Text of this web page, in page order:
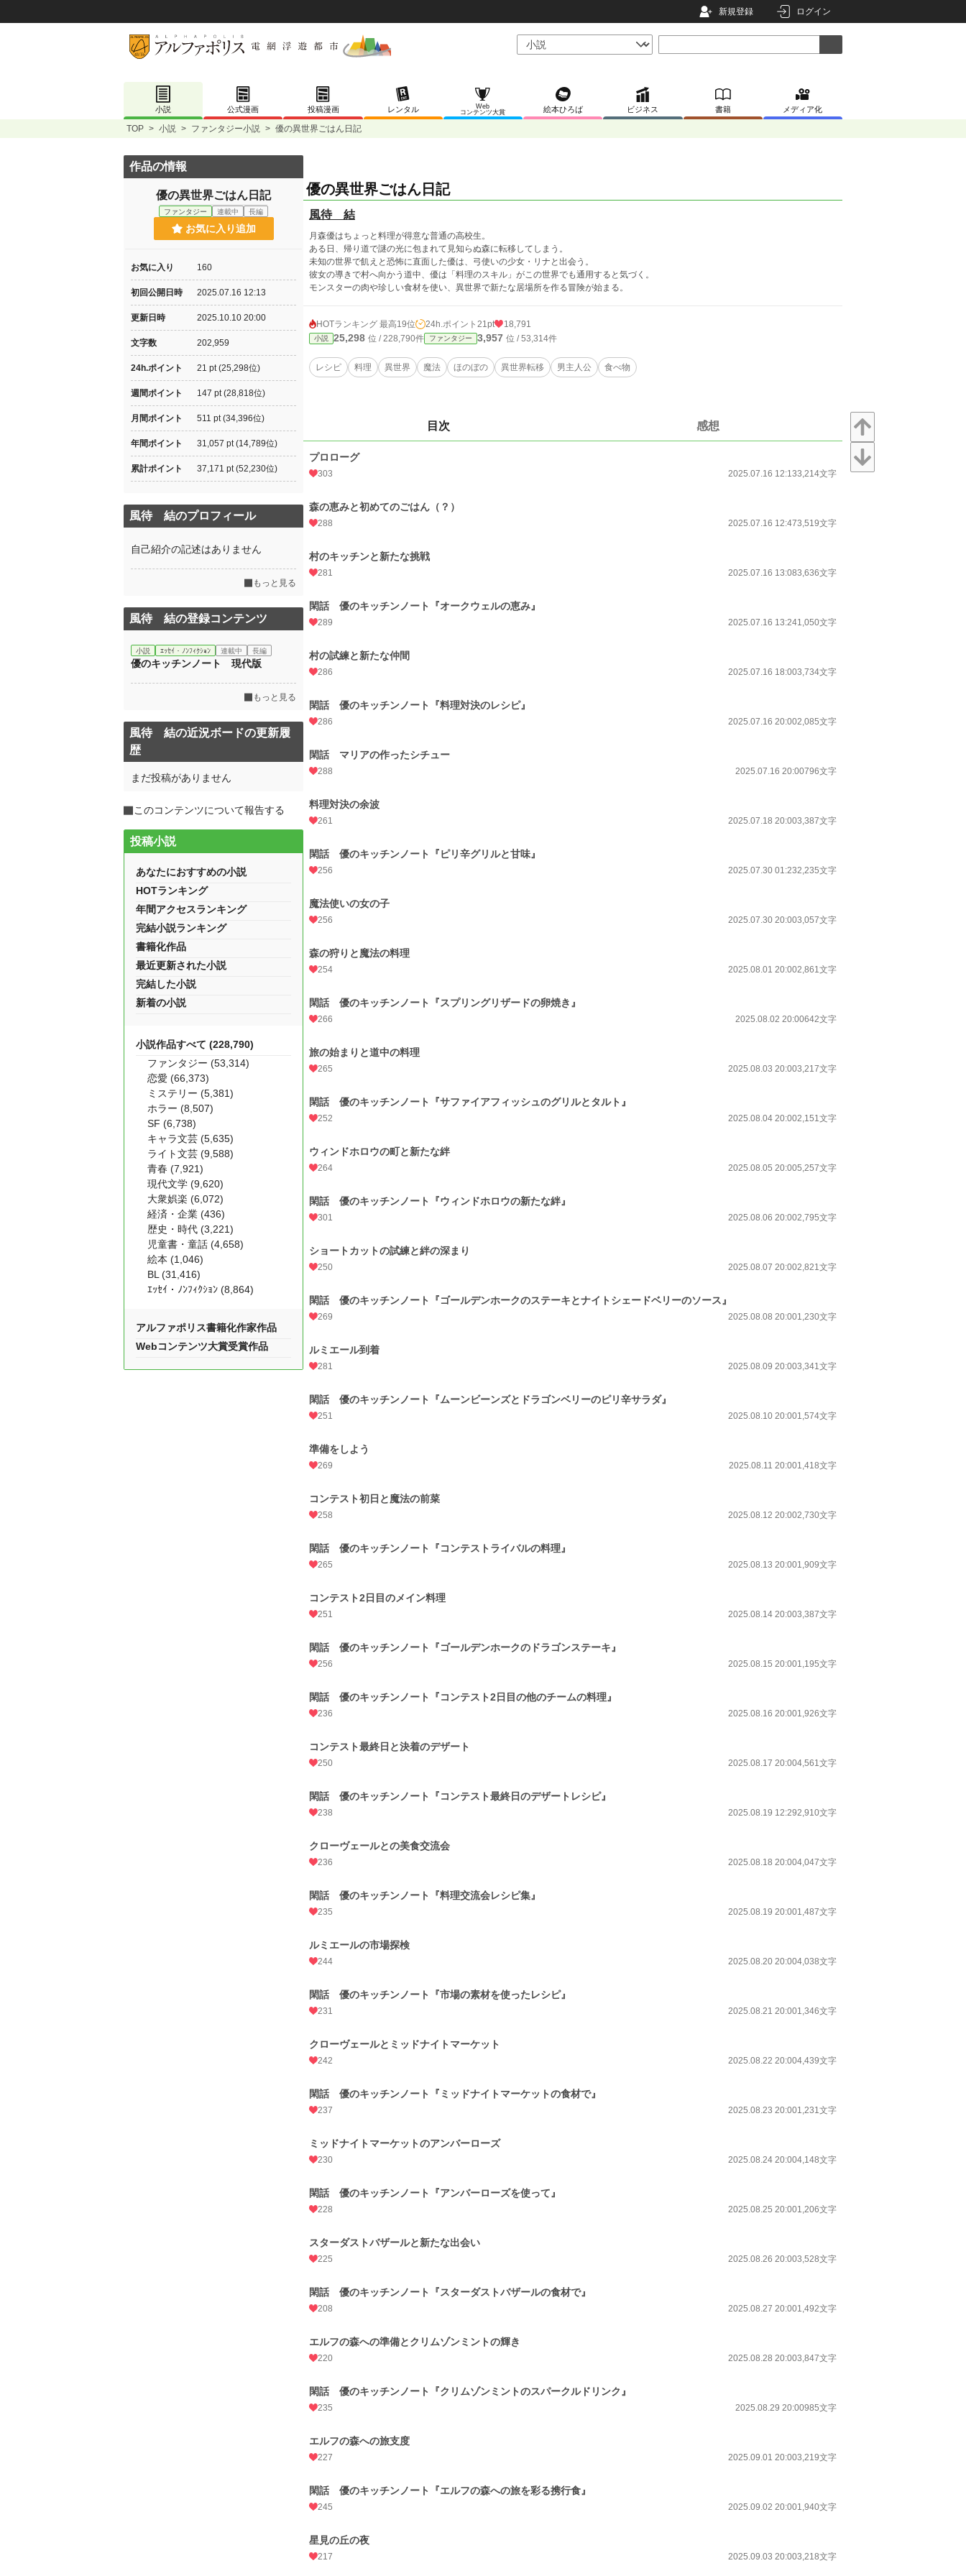
新規登録 ログイン
小説 公式漫画 投稿漫画 レンタル
Web
コンテンツ大賞
絵本ひろば ビジネス 書籍 メディア化
TOP > 小説 > ファンタジー小説 > 優の異世界ごはん日記
優の異世界ごはん日記
風待 結
月森優はちょっと料理が得意な普通の高校生。
ある日、帰り道で謎の光に包まれて見知らぬ森に転移してしまう。
未知の世界で飢えと恐怖に直面した優は、弓使いの少女・リナと出会う。
彼女の導きで村へ向かう道中、優は「料理のスキル」がこの世界でも通用すると気づく。
モンスターの肉や珍しい食材を使い、異世界で新たな居場所を作る冒険が始まる。
HOTランキング 最高19位 24h.ポイント 21pt 18,791
小説 25,298 位 / 228,790件 ファンタジー 3,957 位 / 53,314件
レシピ 料理 異世界 魔法 ほのぼの 異世界転移 男主人公 食べ物
目次 感想
プロローグ
303 2025.07.16 12:133,214文字
森の恵みと初めてのごはん（？）
288 2025.07.16 12:473,519文字
村のキッチンと新たな挑戦
281 2025.07.16 13:083,636文字
閑話 優のキッチンノート『オークウェルの恵み』
289 2025.07.16 13:241,050文字
村の試練と新たな仲間
286 2025.07.16 18:003,734文字
閑話 優のキッチンノート『料理対決のレシピ』
286 2025.07.16 20:002,085文字
閑話 マリアの作ったシチュー
288 2025.07.16 20:00796文字
料理対決の余波
261 2025.07.18 20:003,387文字
閑話 優のキッチンノート『ピリ辛グリルと甘味』
256 2025.07.30 01:232,235文字
魔法使いの女の子
256 2025.07.30 20:003,057文字
森の狩りと魔法の料理
254 2025.08.01 20:002,861文字
閑話 優のキッチンノート『スプリングリザードの卵焼き』
266 2025.08.02 20:00642文字
旅の始まりと道中の料理
265 2025.08.03 20:003,217文字
閑話 優のキッチンノート『サファイアフィッシュのグリルとタルト』
252 2025.08.04 20:002,151文字
ウィンドホロウの町と新たな絆
264 2025.08.05 20:005,257文字
閑話 優のキッチンノート『ウィンドホロウの新たな絆』
301 2025.08.06 20:002,795文字
ショートカットの試練と絆の深まり
250 2025.08.07 20:002,821文字
閑話 優のキッチンノート『ゴールデンホークのステーキとナイトシェードベリーのソース』
269 2025.08.08 20:001,230文字
ルミエール到着
281 2025.08.09 20:003,341文字
閑話 優のキッチンノート『ムーンビーンズとドラゴンベリーのピリ辛サラダ』
251 2025.08.10 20:001,574文字
準備をしよう
269 2025.08.11 20:001,418文字
コンテスト初日と魔法の前菜
258 2025.08.12 20:002,730文字
閑話 優のキッチンノート『コンテストライバルの料理』
265 2025.08.13 20:001,909文字
コンテスト2日目のメイン料理
251 2025.08.14 20:003,387文字
閑話 優のキッチンノート『ゴールデンホークのドラゴンステーキ』
256 2025.08.15 20:001,195文字
閑話 優のキッチンノート『コンテスト2日目の他のチームの料理』
236 2025.08.16 20:001,926文字
コンテスト最終日と決着のデザート
250 2025.08.17 20:004,561文字
閑話 優のキッチンノート『コンテスト最終日のデザートレシピ』
238 2025.08.19 12:292,910文字
クローヴェールとの美食交流会
236 2025.08.18 20:004,047文字
閑話 優のキッチンノート『料理交流会レシピ集』
235 2025.08.19 20:001,487文字
ルミエールの市場探検
244 2025.08.20 20:004,038文字
閑話 優のキッチンノート『市場の素材を使ったレシピ』
231 2025.08.21 20:001,346文字
クローヴェールとミッドナイトマーケット
242 2025.08.22 20:004,439文字
閑話 優のキッチンノート『ミッドナイトマーケットの食材で』
237 2025.08.23 20:001,231文字
ミッドナイトマーケットのアンバーローズ
230 2025.08.24 20:004,148文字
閑話 優のキッチンノート『アンバーローズを使って』
228 2025.08.25 20:001,206文字
スターダストバザールと新たな出会い
225 2025.08.26 20:003,528文字
閑話 優のキッチンノート『スターダストバザールの食材で』
208 2025.08.27 20:001,492文字
エルフの森への準備とクリムゾンミントの輝き
220 2025.08.28 20:003,847文字
閑話 優のキッチンノート『クリムゾンミントのスパークルドリンク』
235 2025.08.29 20:00985文字
エルフの森への旅支度
227 2025.09.01 20:003,219文字
閑話 優のキッチンノート『エルフの森への旅を彩る携行食』
245 2025.09.02 20:001,940文字
星見の丘の夜
217 2025.09.03 20:003,218文字
作品の情報
優の異世界ごはん日記
ファンタジー 連載中 長編
お気に入り追加
お気に入り 160
初回公開日時 2025.07.16 12:13
更新日時 2025.10.10 20:00
文字数 202,959
24h.ポイント 21 pt (25,298位)
週間ポイント 147 pt (28,818位)
月間ポイント 511 pt (34,396位)
年間ポイント 31,057 pt (14,789位)
累計ポイント 37,171 pt (52,230位)
風待 結のプロフィール
自己紹介の記述はありません
もっと見る
風待 結の登録コンテンツ
小説 ｴｯｾｲ・ﾉﾝﾌｨｸｼｮﾝ 連載中 長編
優のキッチンノート 現代版
もっと見る
風待 結の近況ボードの更新履
歴
まだ投稿がありません
このコンテンツについて報告する
投稿小説
あなたにおすすめの小説
HOTランキング
年間アクセスランキング
完結小説ランキング
書籍化作品
最近更新された小説
完結した小説
新着の小説
小説作品すべて (228,790)
ファンタジー (53,314)
恋愛 (66,373)
ミステリー (5,381)
ホラー (8,507)
SF (6,738)
キャラ文芸 (5,635)
ライト文芸 (9,588)
青春 (7,921)
現代文学 (9,620)
大衆娯楽 (6,072)
経済・企業 (436)
歴史・時代 (3,221)
児童書・童話 (4,658)
絵本 (1,046)
BL (31,416)
ｴｯｾｲ・ﾉﾝﾌｨｸｼｮﾝ (8,864)
アルファポリス書籍化作家作品
Webコンテンツ大賞受賞作品